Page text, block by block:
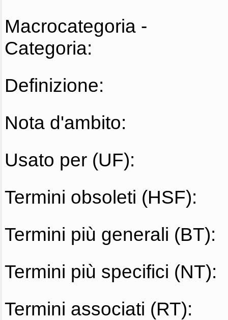
Macrocategoria -
Categoria:
Definizione:
Nota d'ambito:
Usato per (UF):
Termini obsoleti (HSF):
Termini più generali (BT):
Termini più specifici (NT):
Termini associati (RT):